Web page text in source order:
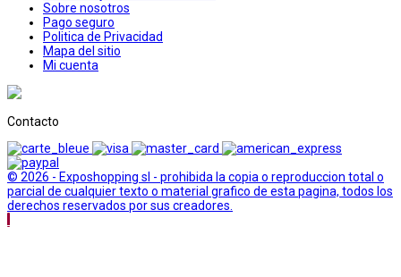
Sobre nosotros
Pago seguro
Politica de Privacidad
Mapa del sitio
Mi cuenta
Contacto
© 2026 - Exposhopping sl - prohibida la copia o reproduccion total o
parcial de cualquier texto o material grafico de esta pagina, todos los
derechos reservados por sus creadores.